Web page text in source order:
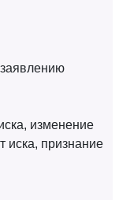
изменение
иска, признание